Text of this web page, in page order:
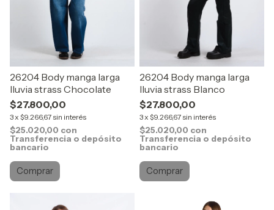
26204 Body manga larga
lluvia strass Chocolate
$27.800,00
3x $9.266,67 sin interés
$25.020,00 con
Transferencia o depósito
bancario
Comprar
26204 Body manga larga
lluvia strass Blanco
$27.800,00
3x $9.266,67 sin interés
$25.020,00 con
Transferencia o depósito
bancario
Comprar